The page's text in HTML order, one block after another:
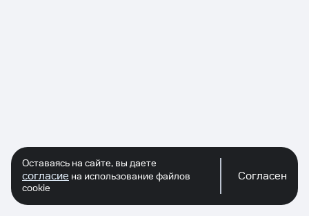
Оставаясь на сайте, вы даете
согласие на использование файлов
cookie
Согласен